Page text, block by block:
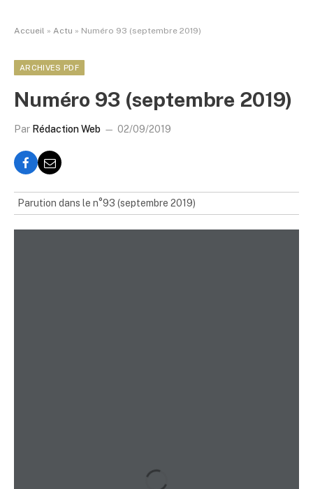
Accueil » Actu » Numéro 93 (septembre 2019)
ARCHIVES PDF
Numéro 93 (septembre 2019)
Par Rédaction Web 02/09/2019
Parution dans le n°93 (septembre 2019)